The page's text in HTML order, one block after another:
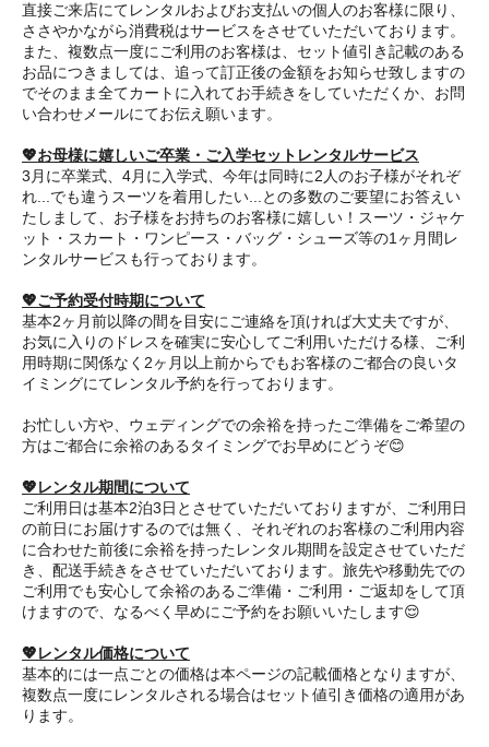
直接ご来店にてレンタルおよびお支払いの個人のお客様に限り、
ささやかながら消費税はサービスをさせていただいております。
また、複数点一度にご利用のお客様は、セット値引き記載のある
お品につきましては、追って訂正後の金額をお知らせ致しますの
でそのまま全てカートに入れてお手続きをしていただくか、お問
い合わせメールにてお伝え願います。
💖お母様に嬉しいご卒業・ご入学セットレンタルサービス
3月に卒業式、4月に入学式、今年は同時に2人のお子様がそれぞ
れ...でも違うスーツを着用したい...との多数のご要望にお答えい
たしまして、お子様をお持ちのお客様に嬉しい！スーツ・ジャケ
ット・スカート・ワンピース・バッグ・シューズ等の1ヶ月間レ
ンタルサービスも行っております。
💖ご予約受付時期について
基本2ヶ月前以降の間を目安にご連絡を頂ければ大丈夫ですが、
お気に入りのドレスを確実に安心してご利用いただける様、ご利
用時期に関係なく2ヶ月以上前からでもお客様のご都合の良いタ
イミングにてレンタル予約を行っております。
お忙しい方や、ウェディングでの余裕を持ったご準備をご希望の
方はご都合に余裕のあるタイミングでお早めにどうぞ😊
💖レンタル期間について
ご利用日は基本2泊3日とさせていただいておりますが、ご利用日
の前日にお届けするのでは無く、それぞれのお客様のご利用内容
に合わせた前後に余裕を持ったレンタル期間を設定させていただ
き、配送手続きをさせていただいております。旅先や移動先での
ご利用でも安心して余裕のあるご準備・ご利用・ご返却をして頂
けますので、なるべく早めにご予約をお願いいたします😌
💖レンタル価格について
基本的には一点ごとの価格は本ページの記載価格となりますが、
複数点一度にレンタルされる場合はセット値引き価格の適用があ
ります。